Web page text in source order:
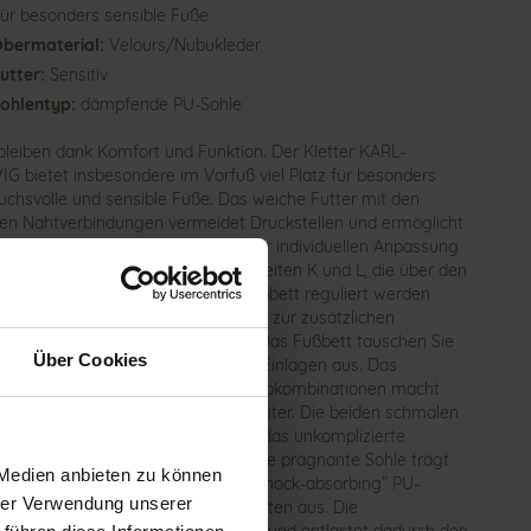
Über Cookies
anbieten zu können
Verwendung unserer
besonders sensible Füße
Velours/Nubukleder
Sensitiv
dämpfende PU-Sohle
dank Komfort und Funktion. Der Kletter KARL-
bietet insbesondere im Vorfuß viel Platz für besonders
und sensible Füße. Das weiche Futter mit den
Nahtverbindungen vermeidet Druckstellen und ermöglicht
Komfort beim Gehen. Zur individuellen Anpassung
KARL-LUDWIG die beiden Mehrweiten K und L, die über den
Spacer unter dem Fußbett reguliert werden
Das GANTER Korkfußbett besitzt zur zusätzlichen
eine Lunair-Med Polsterung. Das Fußbett tauschen Sie
Handgriff durch Ihre eigenen Einlagen aus. Das
Nubukleder in dezenten Farbkombinationen macht
zum klassischen Alltagsbegleiter. Die beiden schmalen
wirken dezent und ermöglichen das unkomplizierte
an Ihre individuelle Fußform. Die prägnante Sohle trägt
leicht und gleicht dank „shock-absorbing” PU-
Erschütterungen und Unebenheiten aus. Die